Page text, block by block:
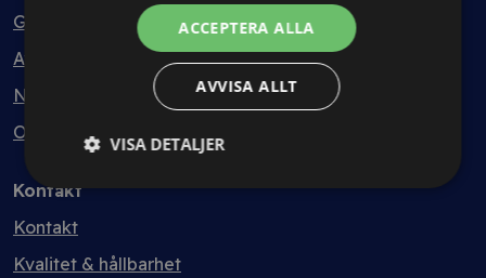
Guider
Avtalsmallar
Nyheter
Ordlista
Kontakt
Kontakt
Kvalitet & hållbarhet
ACCEPTERA ALLA
AVVISA ALLT
VISA DETALJER